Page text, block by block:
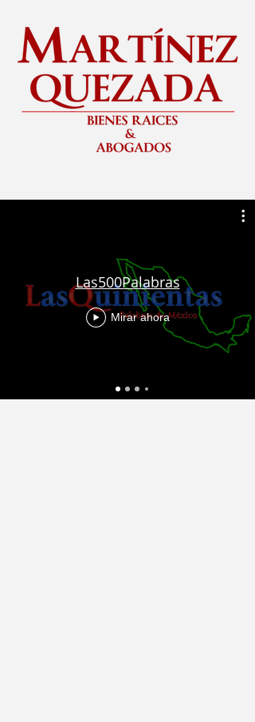
Las500Palabras
Mirar ahora